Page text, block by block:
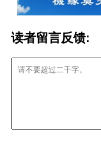
读者留言反馈: